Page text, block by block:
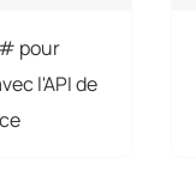
pour
l'API de